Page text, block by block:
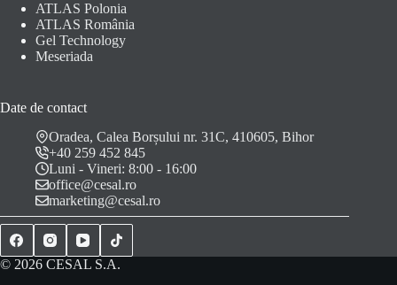
ATLAS Polonia
ATLAS România
Gel Technology
Meseriada
Date de contact
Oradea, Calea Borșului nr. 31C, 410605, Bihor
+40 259 452 845
Luni - Vineri: 8:00 - 16:00
office@cesal.ro
marketing@cesal.ro
© 2026 CESAL S.A.